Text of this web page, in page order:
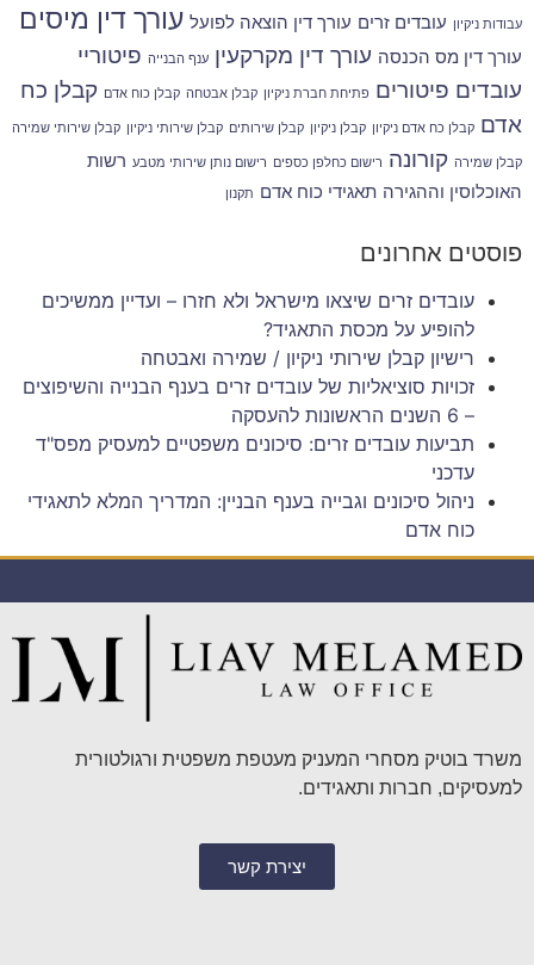
עבודות ניקיון עובדים זרים עורך דין הוצאה לפועל עורך דין מיסים
עורך דין מס הכנסה עורך דין מקרקעין ענף הבנייה פיטוריי
עובדים פיטורים פתיחת חברת ניקיון קבלן אבטחה קבלן כוח אדם קבלן כח
אדם קבלן כח אדם ניקיון קבלן ניקיון קבלן שירותים קבלן שירותי ניקיון קבלן שירותי שמירה
קבלן שמירה קורונה רישום כחלפן כספים רישום נותן שירותי מטבע רשות
האוכלוסין וההגירה תאגידי כוח אדם תקנון
פוסטים אחרונים
עובדים זרים שיצאו מישראל ולא חזרו – ועדיין ממשיכים
להופיע על מכסת התאגיד?
רישיון קבלן שירותי ניקיון / שמירה ואבטחה
זכויות סוציאליות של עובדים זרים בענף הבנייה והשיפוצים
– 6 השנים הראשונות להעסקה
תביעות עובדים זרים: סיכונים משפטיים למעסיק מפס"ד
עדכני
ניהול סיכונים וגבייה בענף הבניין: המדריך המלא לתאגידי
כוח אדם
משרד בוטיק מסחרי המעניק מעטפת משפטית ורגולטורית
למעסיקים, חברות ותאגידים.
יצירת קשר